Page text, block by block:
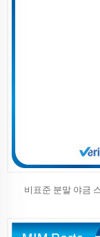
비표준 분말 야금